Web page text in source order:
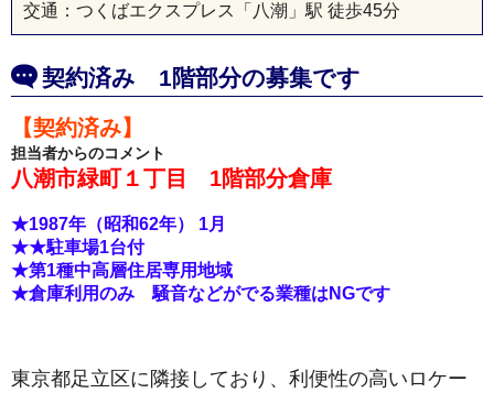
交通：つくばエクスプレス「八潮」駅 徒歩45分
契約済み 1階部分の募集です
【契約済み】
担当者からのコメント
八潮市緑町１丁目 1階部分倉庫
★1987年（昭和62年） 1月
★★駐車場1台付
★第1種中高層住居専用地域
★倉庫利用のみ 騒音などがでる業種はNGです
東京都足立区に隣接しており、利便性の高いロケー